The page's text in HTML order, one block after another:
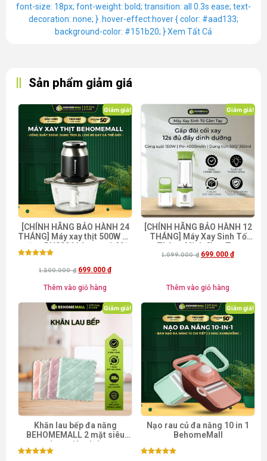
font-size: 18px; font-weight: bold; transition: all 0.3s ease; text-
decoration: none; } .hover-effect:hover { color: #aad133;
background-color: #151b20; }Xem Tất Cả
Sản phẩm giảm giá
Giảm giá!
[CHÍNH HÃNG BẢO HÀNH 24
THÁNG] Máy xay thịt 500W đa
năng BH0806 hàng xuất Mỹ
BEHOMEMALL [Mua kèm lưỡi
đánh ruốc giá chỉ 49k] [Mã
freeship BHMFS25]
hạng1.200.000₫ 699.000 ₫
Thêm vào giỏ hàng
Giảm giá!
[CHÍNH HÃNG BẢO HÀNH 12
THÁNG] Máy Xay Sinh Tố
Thông Minh Cầm Tay
BehomeMall BH-8689 [Mã
1.099.000₫ 699.000 ₫
Thêm vào giỏ hàng
Giảm giá!
Khăn lau bếp đa năng
BEHOMEMALL 2 mặt siêu
mềm, siêu thấm
Giảm giá!
Nạo rau củ đa năng 10 in 1
BehomeMall